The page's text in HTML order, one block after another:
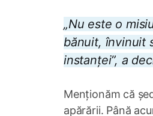
„Nu este o
bănuit, învinuit
instanței”, a
Menționăm că
apărării. Până